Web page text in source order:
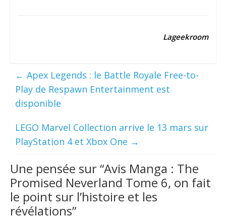
Lageekroom
← Apex Legends : le Battle Royale Free-to-
Play de Respawn Entertainment est
disponible
LEGO Marvel Collection arrive le 13 mars sur
PlayStation 4 et Xbox One →
Une pensée sur “Avis Manga : The
Promised Neverland Tome 6, on fait
le point sur l’histoire et les
révélations”